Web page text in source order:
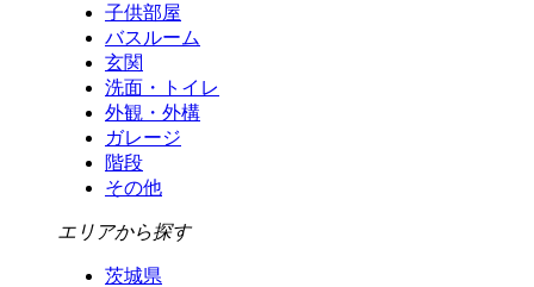
子供部屋
バスルーム
玄関
洗面・トイレ
外観・外構
ガレージ
階段
その他
エリアから探す
茨城県